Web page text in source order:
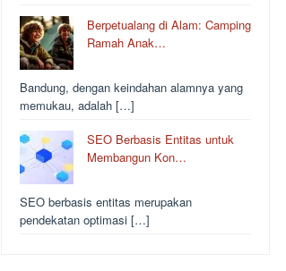
Berpetualang di Alam: Camping
Ramah Anak…
Bandung, dengan keindahan alamnya yang
memukau, adalah […]
SEO Berbasis Entitas untuk
Membangun Kon…
SEO berbasis entitas merupakan
pendekatan optimasi […]